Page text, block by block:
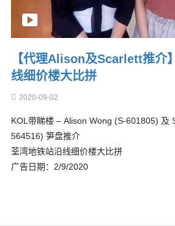
【代理Alison及Scarlett推介
线细价楼大比拼
2020-09-02
KOL带睇楼 – Alison Wong (S-601805) 及
564516) 笋盘推介
荃湾地铁站沿线细价楼大比拼
广告日期：2/9/2020